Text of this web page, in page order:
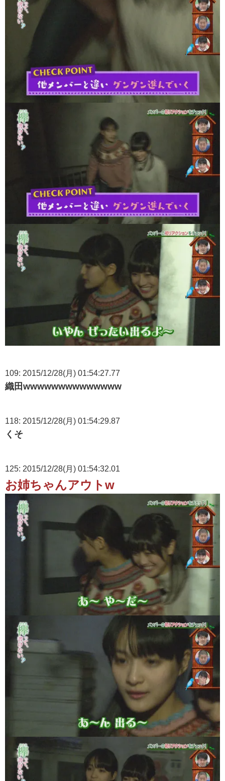
109: 2015/12/28(月) 01:54:27.77
織田wwwwwwwwwwwwww
118: 2015/12/28(月) 01:54:29.87
くそ
125: 2015/12/28(月) 01:54:32.01
お姉ちゃんアウトw